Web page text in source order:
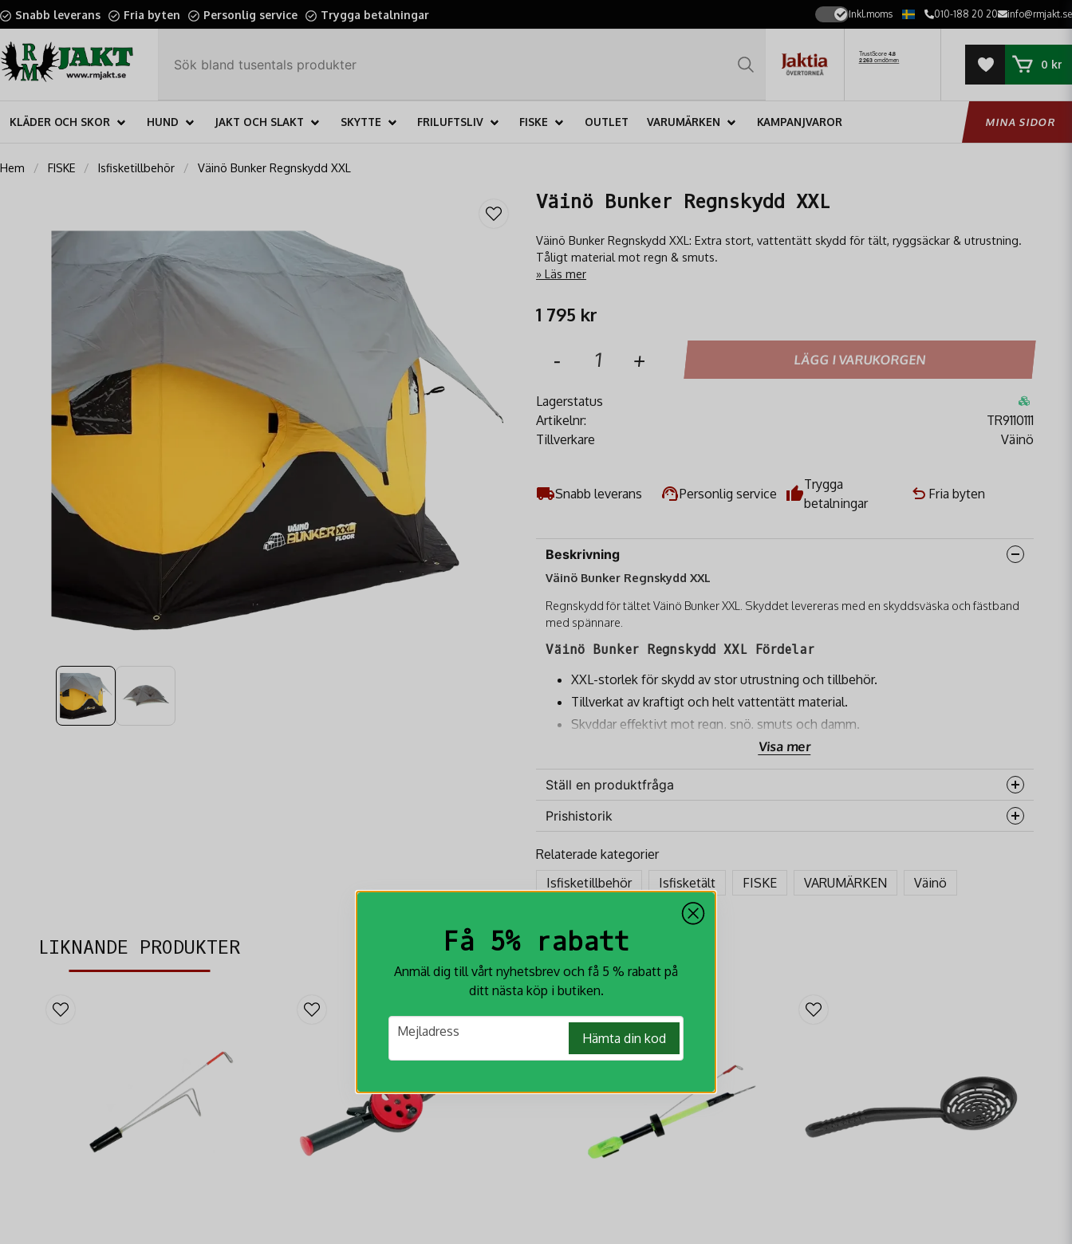
Snabb leverans Fria byten Personlig service Trygga betalningar Inkl.moms 010-188 20 20 info@rmjakt.se
0 kr
KLÄDER OCH SKOR HUND JAKT OCH SLAKT SKYTTE FRILUFTSLIV FISKE OUTLET VARUMÄRKEN KAMPANJVAROR MINA SIDOR
Hem FISKE Isfisketillbehör Väinö Bunker Regnskydd XXL
Väinö Bunker Regnskydd XXL
Väinö Bunker Regnskydd XXL: Extra stort, vattentätt skydd för tält, ryggsäckar & utrustning.
Tåligt material mot regn & smuts.
Läs mer
1 795 kr
- + LÄGG I VARUKORGEN
Lagerstatus
Artikelnr:
TR9110111
Tillverkare
Väinö
Snabb leverans Personlig service
Trygga
betalningar
Fria byten
Beskrivning
Väinö Bunker Regnskydd XXL
Regnskydd för tältet Väinö Bunker XXL. Skyddet levereras med en skyddsväska och fästband
med spännare.
Väinö Bunker Regnskydd XXL Fördelar
XXL-storlek för skydd av stor utrustning och tillbehör.
Tillverkat av kraftigt och helt vattentätt material.
Skyddar effektivt mot regn, snö, smuts och damm.
Perfekt för att skydda tält, stora ryggsäckar eller ved.
Hållbar konstruktion med förstärkta sömmar.
Säkra din utrustning mot alla väder.Köp Väinö Bunker Regnskydd XXL idag på
rmjakt.se.
Visa mer
Ställ en produktfråga
question
Fråga oss något om denna produkten...
Ja, ni får publicera min fråga
Skicka fråga
Prishistorik
Relaterade kategorier
Isfisketillbehör
Isfisketält FISKE VARUMÄRKEN Väinö
LIKNANDE PRODUKTER Få 5% rabatt
Anmäl dig till vårt nyhetsbrev och få 5 % rabatt på
ditt nästa köp i butiken.
email
Mejladress Hämta din kod